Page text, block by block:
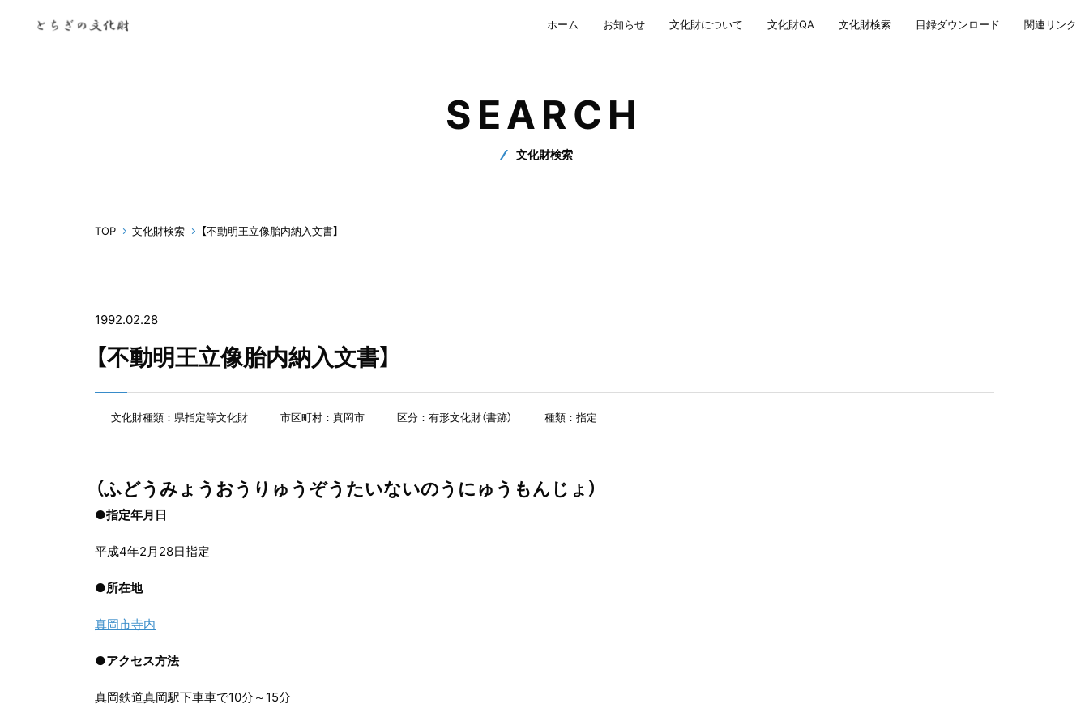
ホーム お知らせ 文化財について 文化財QA 文化財検索 目録ダウンロード 関連リンク
SEARCH
文化財検索
TOP 文化財検索 【不動明王立像胎内納入文書】
1992.02.28
【不動明王立像胎内納入文書】
文化財種類：県指定等文化財 市区町村：真岡市 区分：有形文化財（書跡） 種類：指定
（ふどうみょうおうりゅうぞうたいないのうにゅうもんじょ）
●指定年月日
平成4年2月28日指定
●所在地
真岡市寺内
●アクセス方法
真岡鉄道真岡駅下車車で10分～15分